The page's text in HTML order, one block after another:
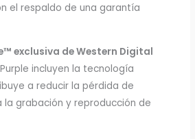
el respaldo de una garantía
exclusiva de Western Digital
incluyen la tecnología
a reducir la pérdida de
grabación y reproducción de